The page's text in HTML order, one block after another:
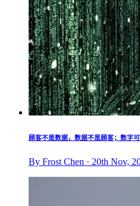
顾客不是数据，数据不是顾客；数字
By Frost Chen · 20th Nov,